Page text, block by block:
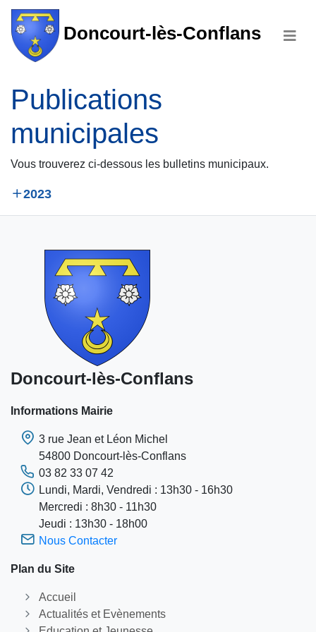
Doncourt-lès-Conflans
Publications
municipales
Vous trouverez ci-dessous les bulletins municipaux.
2023
Doncourt-lès-Conflans
Informations Mairie
3 rue Jean et Léon Michel
54800 Doncourt-lès-Conflans
03 82 33 07 42
Lundi, Mardi, Vendredi : 13h30 - 16h30
Mercredi : 8h30 - 11h30
Jeudi : 13h30 - 18h00
Nous Contacter
Plan du Site
Accueil
Actualités et Evènements